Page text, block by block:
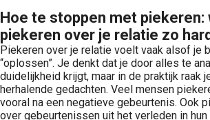
Hoe te stoppen met piekeren:
piekeren over je relatie zo
Piekeren over je relatie voelt vaak alsof je
“oplossen”. Je denkt dat je door alles te
duidelijkheid krijgt, maar in de praktijk raak
herhalende gedachten. Veel mensen
vooral na een negatieve gebeurtenis. Ook
over gebeurtenissen uit het verleden in hun